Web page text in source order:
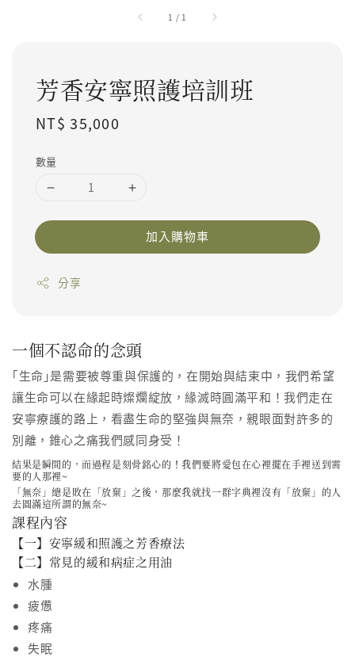
1 / 1
芳香安寧照護培訓班
Regular price
NT$ 35,000
數量
加入購物車
分享
一個不認命的念頭
｢生命｣是需要被尊重與保護的，在開始與結束中，我們希望
讓生命可以在緣起時燦爛綻放，緣滅時圓滿平和！我們走在
安寧療護的路上，看盡生命的堅強與無奈，親眼面對許多的
別離，錐心之痛我們感同身受！
結果是瞬間的，而過程是刻骨銘心的！我們要將愛包在心裡擺在手裡送到需
要的人那裡~
「無奈」總是敗在「放棄」之後，那麼我就找一群字典裡沒有「放棄」的人
去圓滿這所謂的無奈~
課程內容
【一】安寧緩和照護之芳香療法
【二】常見的緩和病症之用油
水腫
疲憊
疼痛
失眠